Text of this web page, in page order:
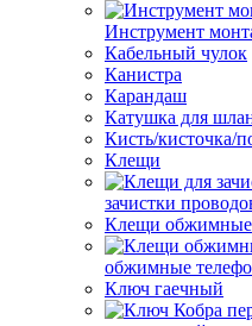
Инструмент
Кабельный чулок
Канистра
Карандаш
Катушка для
Кисть/кисточка/
Клещи
зачистки
Клещи обжимные
обжимные
Ключ гаечный